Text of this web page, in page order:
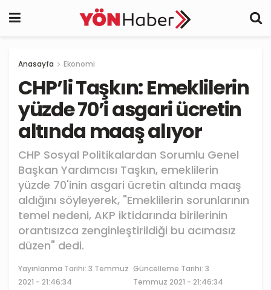
Anasayfa Ekonomi
CHP’li Taşkın: Emeklilerin
yüzde 70’i asgari ücretin
altında maaş alıyor
CHP Sosyal Politikalardan Sorumlu Genel
Başkan Yardımcısı Taşkın, emeklilerin
yüzde 70'inin asgari ücretin altında maaş
aldığını söyleyerek, "Emeklilerin sorunlarının
temel nedeni, AKP iktidarında birilerinin
orantısızca zenginleştirildiği bu acımasız
düzen" dedi.
Yayınlanma Tarihi: 3 Temmuz
2021 - 21:46:34
Güncelleme Tarihi: 3
Temmuz 2021 - 21:46:34